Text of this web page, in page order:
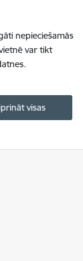
nepieciešamās
var tikt
visas